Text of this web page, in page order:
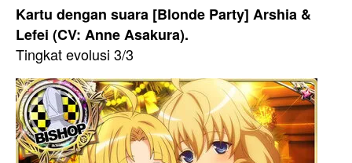
Kartu dengan suara [Blonde Party] Arshia &
Lefei (CV: Anne Asakura).
Tingkat evolusi 3/3